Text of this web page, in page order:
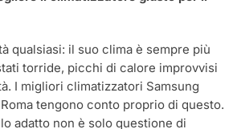
qualsiasi: il suo clima è sempre più
torride, picchi di calore improvvisi
I migliori climatizzatori Samsung
tengono conto proprio di questo.
adatto non è solo questione di